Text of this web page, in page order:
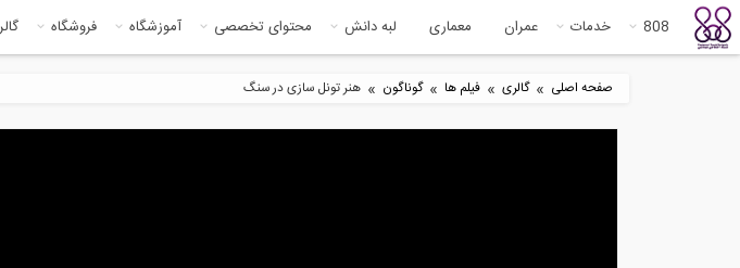
808 خدمات عمران معماری لبه دانش محتوای تخصصی آموزشگاه فروشگاه
صفحه اصلی » گالری » فیلم ها » گوناگون » هنر تونل سازی در سنگ